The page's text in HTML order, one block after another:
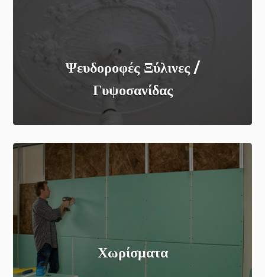
Ψευδοροφές Ξύλινες /
Γυψοσανίδας
Χωρίσματα